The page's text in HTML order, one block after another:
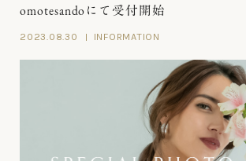
omotesandoにて受付開始
2023.08.30 INFORMATION